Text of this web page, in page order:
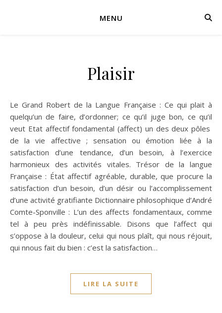
MENU
Plaisir
Le Grand Robert de la Langue Française : Ce qui plait à
quelqu’un de faire, d’ordonner; ce qu’il juge bon, ce qu’il
veut Etat affectif fondamental (affect) un des deux pôles
de la vie affective ; sensation ou émotion liée à la
satisfaction d’une tendance, d’un besoin, à l’exercice
harmonieux des activités vitales. Trésor de la langue
Française : État affectif agréable, durable, que procure la
satisfaction d’un besoin, d’un désir ou l’accomplissement
d’une activité gratifiante Dictionnaire philosophique d’André
Comte-Sponville : L’un des affects fondamentaux, comme
tel à peu près indéfinissable. Disons que l’affect qui
s’oppose à la douleur, celui qui nous plaît, qui nous réjouit,
qui nnous fait du bien : c’est la satisfaction…
LIRE LA SUITE